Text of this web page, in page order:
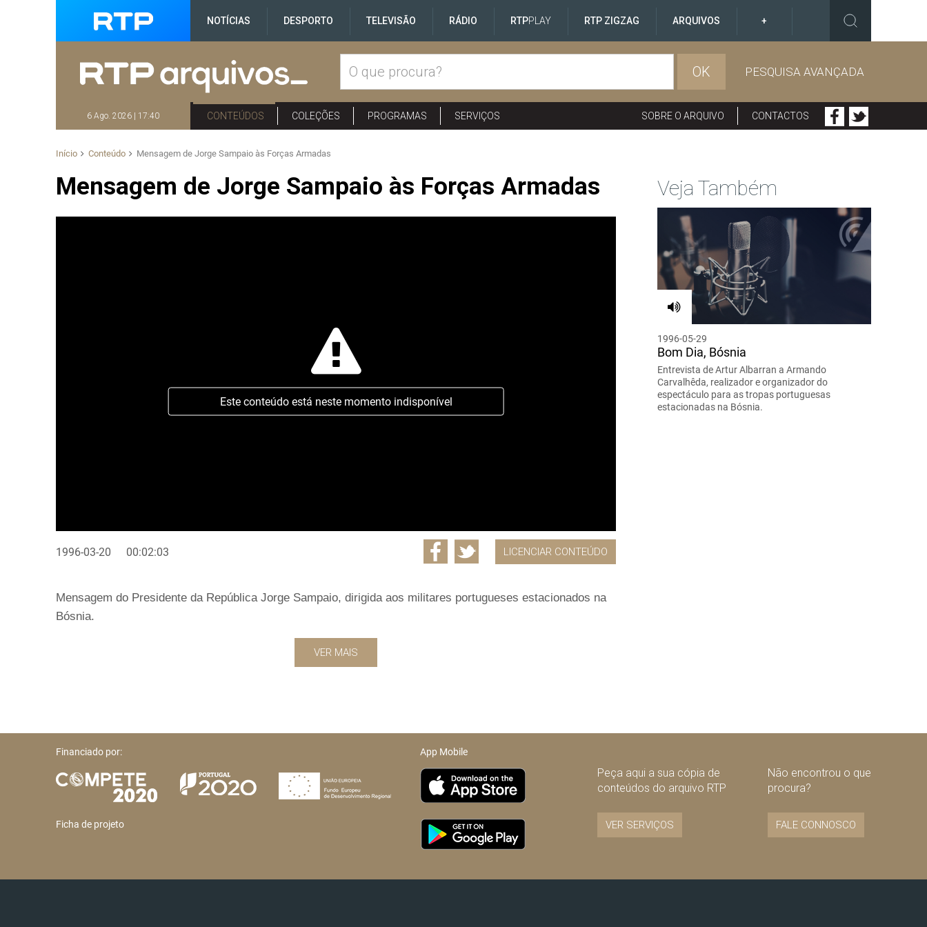
NOTÍCIAS DESPORTO TELEVISÃO RÁDIO RTPPLAY RTP ZIGZAG ARQUIVOS +
OK PESQUISA AVANÇADA
6 Ago. 2026 | 17:40 CONTEÚDOS COLEÇÕES PROGRAMAS SERVIÇOS SOBRE O ARQUIVO CONTACTOS
Início Conteúdo Mensagem de Jorge Sampaio às Forças Armadas
Mensagem de Jorge Sampaio às Forças Armadas
Este conteúdo está neste momento indisponível
1996-03-20 00:02:03 LICENCIAR CONTEÚDO
Mensagem do Presidente da República Jorge Sampaio, dirigida aos militares portugueses estacionados na
Bósnia.
VER MAIS
Veja Também
1996-05-29
Bom Dia, Bósnia
Entrevista de Artur Albarran a Armando
Carvalhêda, realizador e organizador do
espectáculo para as tropas portuguesas
estacionadas na Bósnia.
Financiado por:
Ficha de projeto
App Mobile
Peça aqui a sua cópia de
conteúdos do arquivo RTP
VER SERVIÇOS
Não encontrou o que
procura?
FALE CONNOSCO